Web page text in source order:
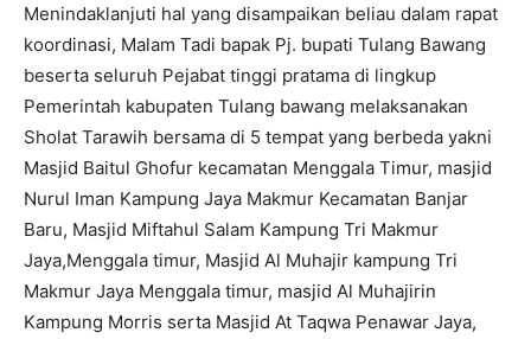
Menindaklanjuti hal yang disampaikan beliau dalam rapat
koordinasi, Malam Tadi bapak Pj. bupati Tulang Bawang
beserta seluruh Pejabat tinggi pratama di lingkup
Pemerintah kabupaten Tulang bawang melaksanakan
Sholat Tarawih bersama di 5 tempat yang berbeda yakni
Masjid Baitul Ghofur kecamatan Menggala Timur, masjid
Nurul Iman Kampung Jaya Makmur Kecamatan Banjar
Baru, Masjid Miftahul Salam Kampung Tri Makmur
Jaya,Menggala timur, Masjid Al Muhajir kampung Tri
Makmur Jaya Menggala timur, masjid Al Muhajirin
Kampung Morris serta Masjid At Taqwa Penawar Jaya,